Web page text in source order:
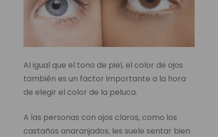
Al igual que el tono de piel, el color de ojos
también es un factor importante a la hora
de elegir el color de la peluca.
A las personas con ojos claros, como los
castaños anaranjados, les suele sentar bien